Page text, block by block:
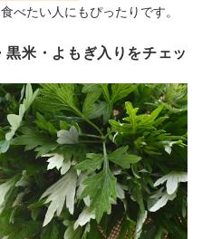
べたい人にもぴったりです。
米・よもぎ入りをチェッ